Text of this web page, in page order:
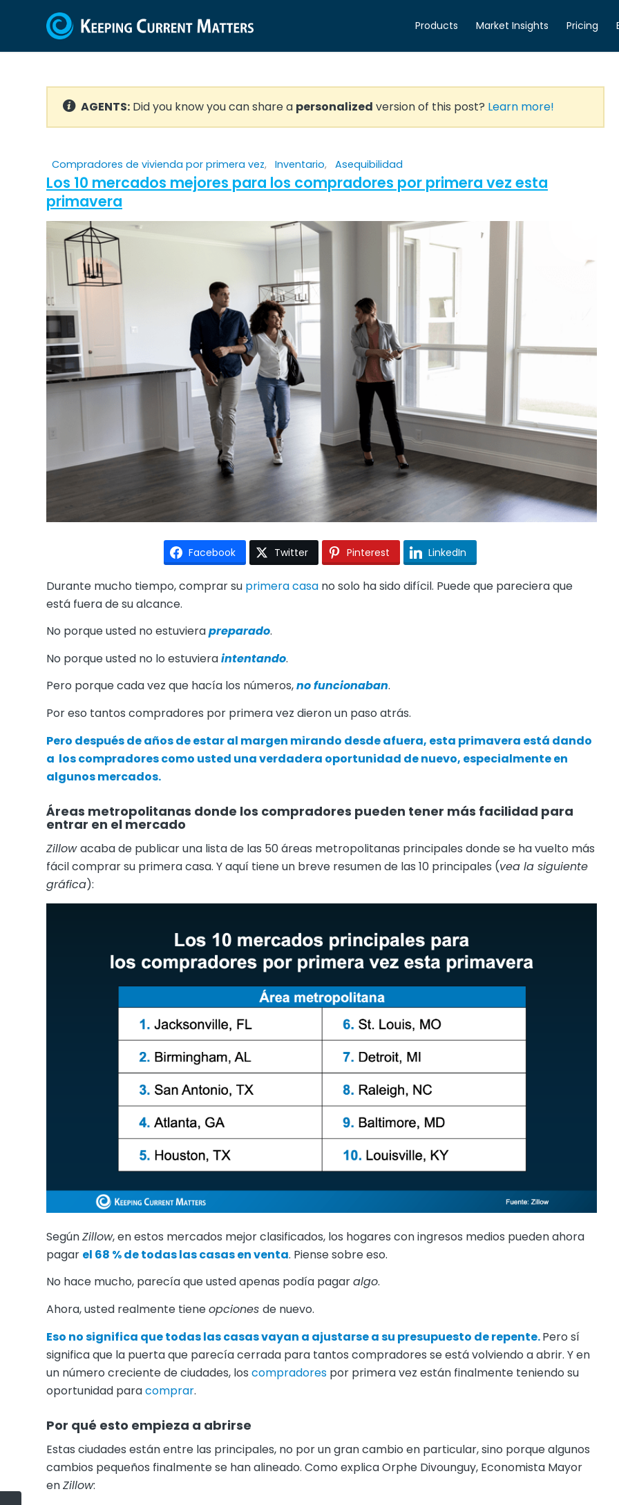
Products Market Insights Pricing
AGENTS: Did you know you can share a personalized version of this post? Learn more!
Compradores de vivienda por primera vez, Inventario, Asequibilidad
Los 10 mercados mejores para los compradores por primera vez esta
primavera
Facebook Twitter Pinterest LinkedIn
Durante mucho tiempo, comprar su primera casa no solo ha sido difícil. Puede que pareciera que
está fuera de su alcance.
No porque usted no estuvierapreparado.
No porque usted no lo estuvieraintentando.
Pero porque cada vez que hacía los números,no funcionaban.
Por eso tantos compradores por primera vez dieron un paso atrás.
Pero después de años de estar al margen mirando desde afuera, esta primavera está dando
a los compradorescomo usted una verdadera oportunidad de nuevo, especialmente en
algunos mercados.
Áreas metropolitanas donde los compradores pueden tener más facilidad para
entrar en el mercado
Zillowacaba de publicar una lista de las 50 áreas metropolitanas principales donde se ha vuelto más
fácil comprar su primera casa. Y aquí tiene un breve resumen de las 10 principales (vea la siguiente
gráfica):
SegúnZillow, en estos mercados mejor clasificados, los hogares con ingresos medios pueden ahora
pagar el 68 % de todas las casas en venta. Piense sobre eso.
No hace mucho, parecía que usted apenas podía pagaralgo.
Ahora, usted realmente tieneopciones de nuevo.
Eso no significa que todas las casas vayan a ajustarse a su presupuesto de repente.Pero sí
significa que la puerta que parecía cerrada para tantos compradores se está volviendo a abrir. Y en
un número creciente de ciudades, los compradores por primera vez están finalmente teniendo su
oportunidad paracomprar.
Por qué esto empieza a abrirse
Estas ciudades están entre las principales, no por un gran cambio en particular, sino porque algunos
cambios pequeños finalmente se han alineado. Como explica Orphe Divounguy, Economista Mayor
enZillow: